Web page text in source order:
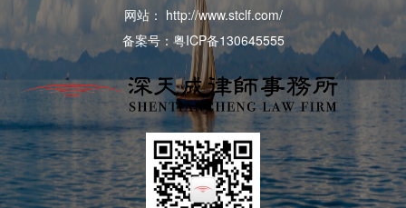
网站： http://www.stclf.com/
备案号：粤ICP备130645555